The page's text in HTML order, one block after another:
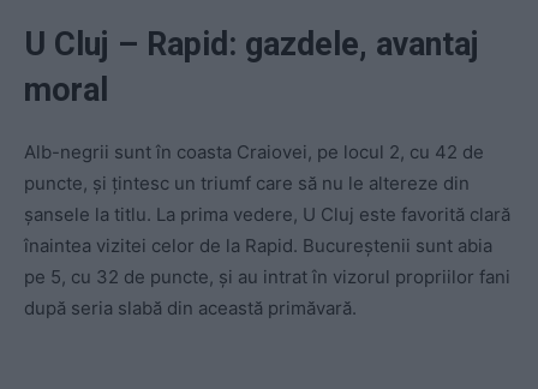
U Cluj – Rapid: gazdele, avantaj
moral
Alb-negrii sunt în coasta Craiovei, pe locul 2, cu 42 de
puncte, și țintesc un triumf care să nu le altereze din
șansele la titlu. La prima vedere, U Cluj este favorită clară
înaintea vizitei celor de la Rapid. Bucureștenii sunt abia
pe 5, cu 32 de puncte, și au intrat în vizorul propriilor fani
după seria slabă din această primăvară.